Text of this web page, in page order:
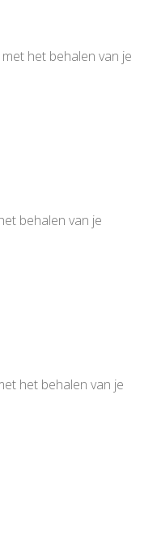
het behalen van je
behalen van je
het behalen van je